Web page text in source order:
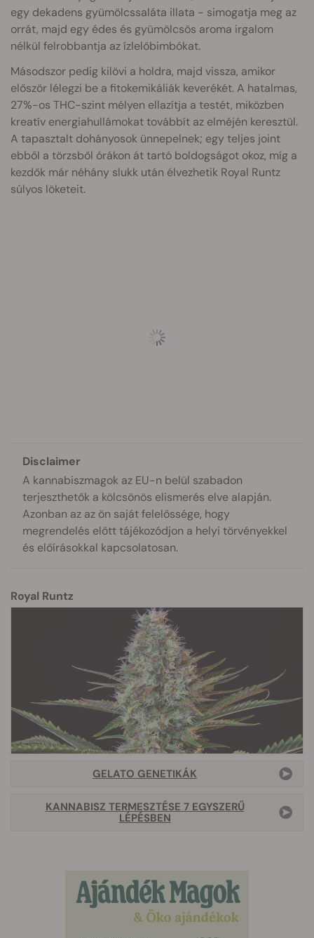
egy dekadens gyümölcssaláta illata - simogatja meg az
orrát, majd egy édes és gyümölcsös aroma irgalom
nélkül felrobbantja az ízlelőbimbókat.
Másodszor pedig kilövi a holdra, majd vissza, amikor
először lélegzi be a fitokemikáliák keverékét. A hatalmas,
27%-os THC-szint mélyen ellazítja a testét, miközben
kreatív energiahullámokat továbbít az elméjén keresztül.
A tapasztalt dohányosok ünnepelnek; egy teljes joint
ebből a törzsből órákon át tartó boldogságot okoz, míg a
kezdők már néhány slukk után élvezhetik Royal Runtz
súlyos löketeit.
Disclaimer
A kannabiszmagok az EU-n belül szabadon
terjeszthetők a kölcsönös elismerés elve alapján.
Azonban az az ön saját felelőssége, hogy
megrendelés előtt tájékozódjon a helyi törvényekkel
és előírásokkal kapcsolatosan.
Royal Runtz
GELATO GENETIKÁK
KANNABISZ TERMESZTÉSE 7 EGYSZERŰ
LÉPÉSBEN